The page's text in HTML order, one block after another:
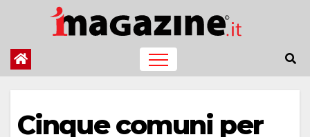
contenuto
Cinque comuni per